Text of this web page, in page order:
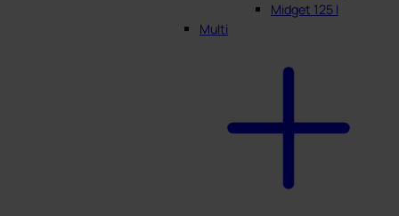
Midget 125 l
Multi